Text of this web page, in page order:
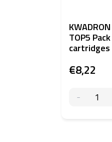
TOP5
cartridges
€8,22